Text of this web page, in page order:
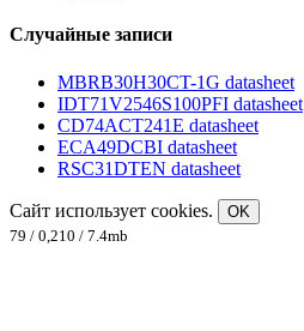
Случайные записи
MBRB30H30CT-1G datasheet
IDT71V2546S100PFI datasheet
CD74ACT241E datasheet
ECA49DCBI datasheet
RSC31DTEN datasheet
Сайт использует cookies.
OK
79 / 0,210 / 7.4mb